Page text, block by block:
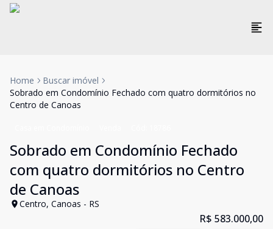
Home
Buscar imóvel
Sobrado em Condomínio Fechado com quatro dormitórios no
Centro de Canoas
Sobrado em Condomínio Fechado
com quatro dormitórios no Centro
de Canoas
Centro, Canoas - RS
R$ 583.000,00